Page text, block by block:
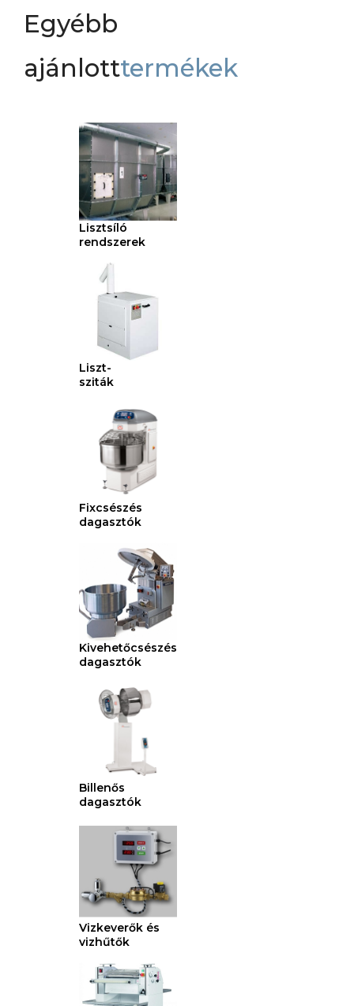
Egyébb
ajánlotttermékek
Lisztsíló
rendszerek
Liszt-
sziták
Fixcsészés
dagasztók
Kivehetőcsészés
dagasztók
Billenős
dagasztók
Vizkeverők és
vizhűtők